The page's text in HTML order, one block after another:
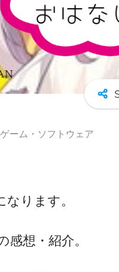
ーム・ソフトウェア
ります。
想・紹介。